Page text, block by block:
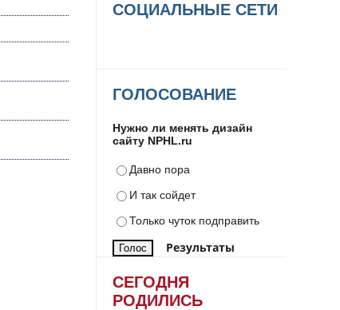
СОЦИАЛЬНЫЕ СЕТИ
ГОЛОСОВАНИЕ
Нужно ли менять дизайн
сайту NPHL.ru
Давно пора
И так сойдет
Только чуток подправить
Результаты
СЕГОДНЯ
РОДИЛИСЬ